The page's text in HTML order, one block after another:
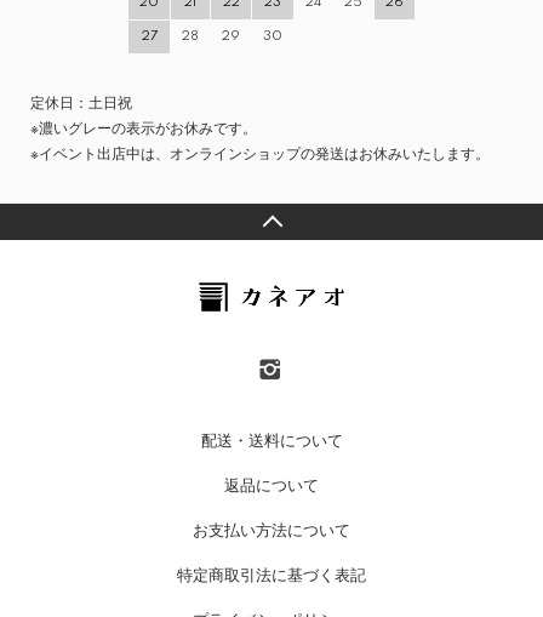
27 28 29 30
定休日：土日祝
※濃いグレーの表示がお休みです。
※イベント出店中は、オンラインショップの発送はお休みいたします。
配送・送料について
返品について
お支払い方法について
特定商取引法に基づく表記